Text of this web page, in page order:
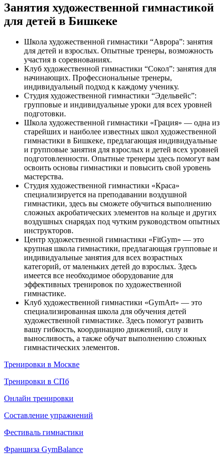
Занятия художественной гимнастикой
для детей в Бишкеке
Школа художественной гимнастики “Аврора”: занятия
для детей и взрослых. Опытные тренеры, возможность
участия в соревнованиях.
Клуб художественной гимнастики “Сокол”: занятия для
начинающих. Профессиональные тренеры,
индивидуальный подход к каждому ученику.
Студия художественной гимнастики “Эдельвейс”:
групповые и индивидуальные уроки для всех уровней
подготовки.
Школа художественной гимнастики «Грация» — одна из
старейших и наиболее известных школ художественной
гимнастики в Бишкеке, предлагающая индивидуальные
и групповые занятия для взрослых и детей всех уровней
подготовленности. Опытные тренеры здесь помогут вам
освоить основы гимнастики и повысить свой уровень
мастерства.
Студия художественной гимнастики «Краса»
специализируется на преподавании воздушной
гимнастики, здесь вы сможете обучиться выполнению
сложных акробатических элементов на кольце и других
воздушных снарядах под чутким руководством опытных
инструкторов.
Центр художественной гимнастики «FitGym» — это
крупная школа гимнастики, предлагающая групповые и
индивидуальные занятия для всех возрастных
категорий, от маленьких детей до взрослых. Здесь
имеется все необходимое оборудование для
эффективных тренировок по художественной
гимнастике.
Клуб художественной гимнастики «GymArt» — это
специализированная школа для обучения детей
художественной гимнастике. Здесь помогут развить
вашу гибкость, координацию движений, силу и
выносливость, а также обучат выполнению сложных
гимнастических элементов.
Тренировки в Москве
Тренировки в СПб
Онлайн тренировки
Составление упражнений
Фестиваль гимнастики
Франшиза GymBalance